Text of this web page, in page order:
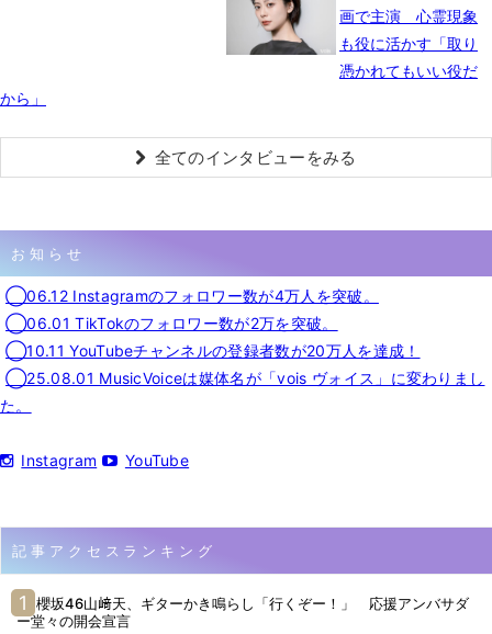
画で主演 心霊現象
も役に活かす「取り
憑かれてもいい役だ
から」
全てのインタビューをみる
お知らせ
◯06.12 Instagramのフォロワー数が4万人を突破。
◯06.01 TikTokのフォロワー数が2万を突破。
◯10.11 YouTubeチャンネルの登録者数が20万人を達成！
◯25.08.01 MusicVoiceは媒体名が「vois ヴォイス」に変わりまし
た。
Instagram YouTube
記事アクセスランキング
櫻坂46山﨑天、ギターかき鳴らし「行くぞー！」 応援アンバサダ
ー堂々の開会宣言